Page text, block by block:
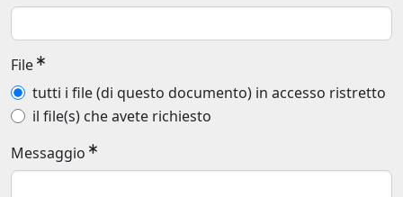
File
tutti i file (di questo documento) in accesso ristretto
il file(s) che avete richiesto
Messaggio